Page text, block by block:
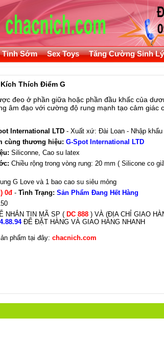
Tinh Sớm Sex Toys Tăng Cường Sinh Lý
Thích Điểm G
đeo ở phần giữa hoặc phần đầu khấc của
âm đạo với cường độ rung mạnh tạo cảm giác
International LTD - Xuất xứ: Đài Loan - Nhập
cùng thương hiệu: G-Spot International LTD
Siliconne, Cao su latex
Chiều rộng trong vòng rung: 20 mm ( Silicone co
G Love và 1 bao cao su siêu mỏng
0đ - Tình Trạng: Sản Phẩm Đang Hết Hàng
NHẮN TIN MÃ SP ( DC 888 ) VÀ (ĐỊA CHỈ GIAO
ĐỂ ĐẶT HÀNG VÀ GIAO HÀNG NHANH
phẩm tại đây: chacnich.com